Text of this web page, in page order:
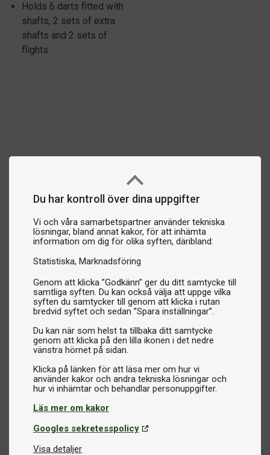
Du har kontroll över dina uppgifter
Vi och våra samarbetspartner använder tekniska
lösningar, bland annat kakor, för att inhämta
information om dig för olika syften, däribland:
Statistiska Marknadsföring
Genom att klicka ”Godkänn” ger du ditt samtycke till
samtliga syften. Du kan också välja att uppge vilka
syften du samtycker till genom att klicka i rutan
bredvid syftet och sedan ”Spara inställningar”.
Du kan när som helst ta tillbaka ditt samtycke
genom att klicka på den lilla ikonen i det nedre
vänstra hörnet på sidan.
Klicka på länken för att läsa mer om hur vi
använder kakor och andra tekniska lösningar och
Läs mer om kakor
Googles sekretesspolicy
Visa detaljer
Holds 6 darts fitted with
shafts, 2 sets of extra
shafts and 2 sets of
flights